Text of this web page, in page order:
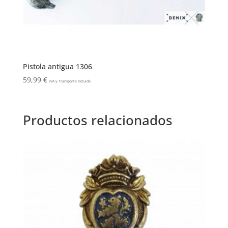
Pistola antigua 1306
59,99 € IVA y Transporte Incluido
Productos relacionados